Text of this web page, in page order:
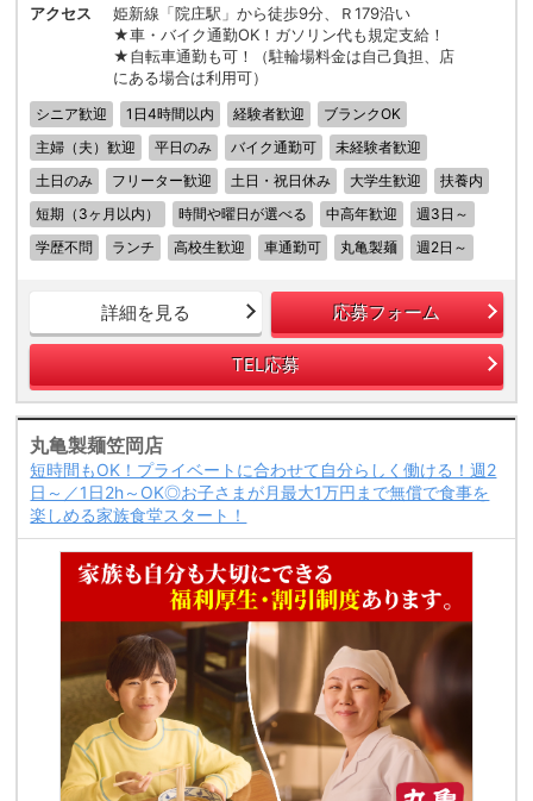
アクセス
姫新線「院庄駅」から徒歩9分、Ｒ179沿い
★車・バイク通勤OK！ガソリン代も規定支給！
★自転車通勤も可！（駐輪場料金は自己負担、店
にある場合は利用可）
シニア歓迎 1日4時間以内 経験者歓迎
ブランクOK
主婦（夫）歓迎
平日のみ バイク通勤可
未経験者歓迎
土日のみ
フリーター歓迎 土日・祝日休み 大学生歓迎
扶養内
短期（3ヶ月以内）
時間や曜日が選べる 中高年歓迎
週3日～
学歴不問
ランチ 高校生歓迎 車通勤可 丸亀製麺 週2日～
詳細を見る 応募フォーム
TEL応募
丸亀製麺笠岡店
短時間もOK！プライベートに合わせて自分らしく働ける！週2
日～／1日2h～OK◎お子さまが月最大1万円まで無償で食事を
楽しめる家族食堂スタート！